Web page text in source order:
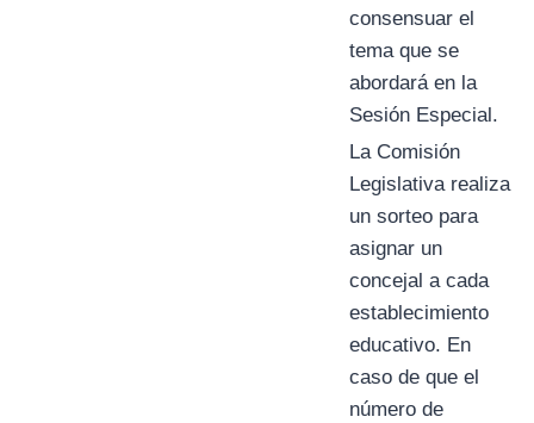
consensuar el
tema que se
abordará en la
Sesión Especial.
La Comisión
Legislativa realiza
un sorteo para
asignar un
concejal a cada
establecimiento
educativo. En
caso de que el
número de